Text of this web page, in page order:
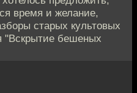
время и желание,
старых культовых
"Вскрытие бешеных